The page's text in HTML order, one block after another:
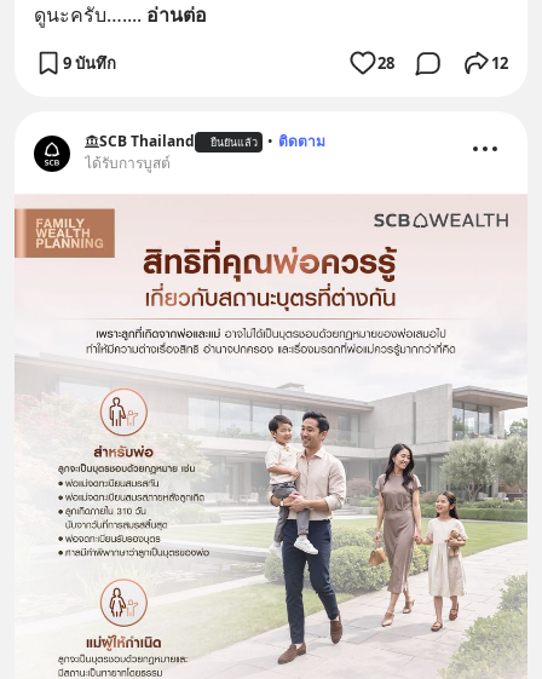
ดูนะครับ….... อ่านต่อ
9 บันทึก 28 12
SCB Thailand ยืนยันแล้ว • ติดตาม
ได้รับการบูสต์